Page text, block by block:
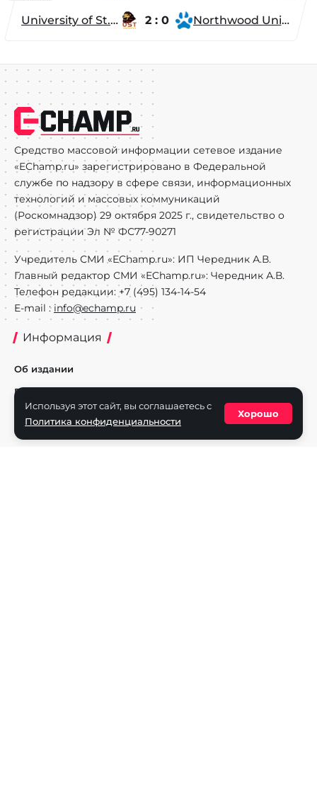
University of St. Thomas 2 : 0 Northwood University
Средство массовой информации сетевое издание
«EChamp.ru» зарегистрировано в Федеральной
службе по надзору в сфере связи, информационных
технологий и массовых коммуникаций
(Роскомнадзор) 29 октября 2025 г., свидетельство о
регистрации Эл № ФС77-90271
Учредитель СМИ «EChamp.ru»: ИП Чередник А.В.
Главный редактор СМИ «EChamp.ru»: Чередник А.В.
Телефон редакции: +7 (495) 134-14-54
E-mail : info@echamp.ru
Информация
Об издании
Реклама на портале
Политика конфиденциальности
Используя этот сайт, вы соглашаетесь с
Политика конфиденциальности
Хорошо